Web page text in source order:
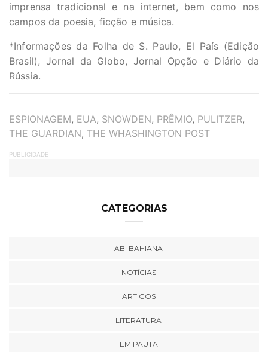
imprensa tradicional e na internet, bem como nos
campos da poesia, ficção e música.
*Informações da Folha de S. Paulo, El País (Edição
Brasil), Jornal da Globo, Jornal Opção e Diário da
Rússia.
TAGS
ESPIONAGEM, EUA, SNOWDEN, PRÊMIO, PULITZER,
THE GUARDIAN, THE WHASHINGTON POST
PUBLICIDADE
CATEGORIAS
ABI BAHIANA
NOTÍCIAS
ARTIGOS
LITERATURA
EM PAUTA